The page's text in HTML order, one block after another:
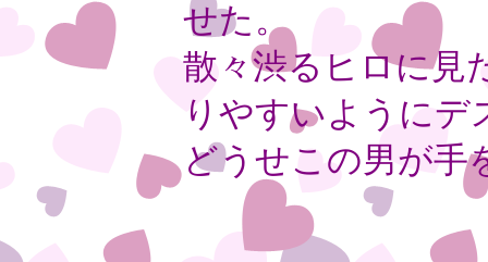
せた。
散々渋るヒロに見
りやすいようにデ
どうせこの男が手